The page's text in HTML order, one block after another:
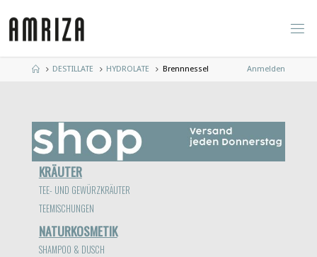
Inhalt
springen
StartDESTILLATE HYDROLATE Brennnessel Anmelden
KRÄUTER
TEE- UND GEWÜRZKRÄUTER
TEEMISCHUNGEN
NATURKOSMETIK
SHAMPOO & DUSCH